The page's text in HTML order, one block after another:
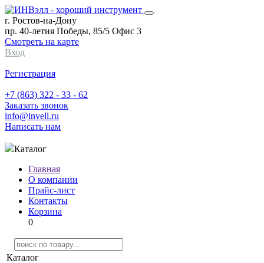
г. Ростов-на-Дону
пр. 40-летия Победы, 85/5 Офис 3
Смотреть на карте
Вход
Регистрация
+7 (863) 322 - 33 - 62
Заказать звонок
info@invell.ru
Написать нам
Каталог
Главная
О компании
Прайс-лист
Контакты
Корзина
0
Каталог